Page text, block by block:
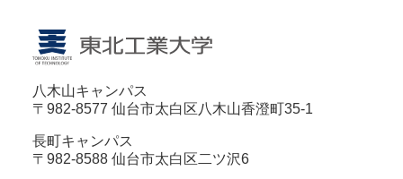
八木山キャンパス
〒982-8577 仙台市太白区八木山香澄町35-1
長町キャンパス
〒982-8588 仙台市太白区二ツ沢6